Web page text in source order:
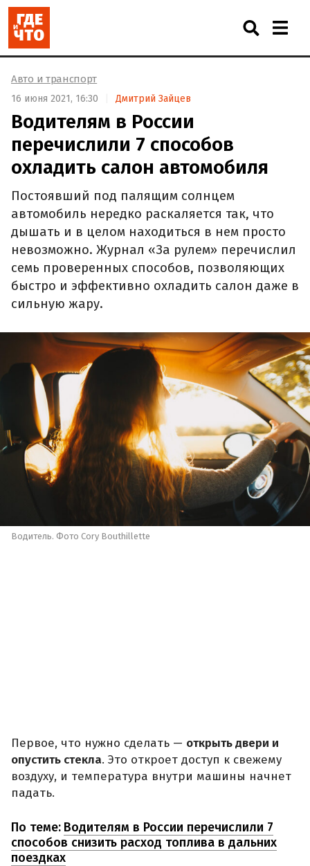
Авто и транспорт
16 июня 2021, 16:30 Дмитрий Зайцев
Водителям в России
перечислили 7 способов
охладить салон автомобиля
Постоявший под палящим солнцем
автомобиль нередко раскаляется так, что
дышать и в целом находиться в нем просто
невозможно. Журнал «За рулем» перечислил
семь проверенных способов, позволяющих
быстро и эффективно охладить салон даже в
сильную жару.
Водитель. Фото Cory Bouthillette
Первое, что нужно сделать — открыть двери и
опустить стекла. Это откроет доступ к свежему
воздуху, и температура внутри машины начнет
падать.
По теме: Водителям в России перечислили 7
способов снизить расход топлива в дальних
поездках